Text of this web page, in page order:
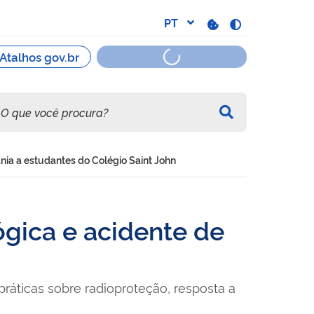
a estudantes do Colégio Saint John
e acidente de
sobre radioproteção, resposta a